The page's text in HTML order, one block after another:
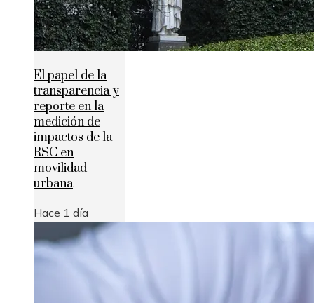
El papel de la
transparencia y
reporte en la
medición de
impactos de la
RSC en
movilidad
urbana
Hace 1 día